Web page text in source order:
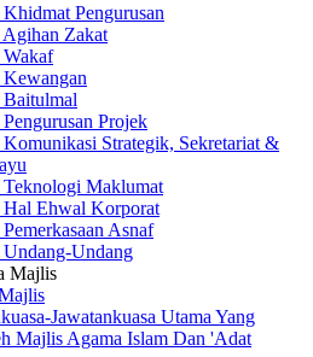
Pengurusan
Zakat
Wakaf
Projek
Strategik, Sekretariat &
Teknologi Maklumat
Hal Ehwal Korporat
Asnaf
Undang-Undang
Majlis
Jawatankuasa Utama Yang
Majlis Agama Islam Dan 'Adat